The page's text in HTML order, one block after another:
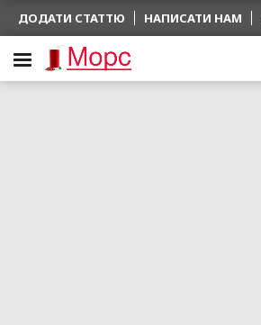
ДОДАТИ СТАТТЮ НАПИСАТИ НАМ